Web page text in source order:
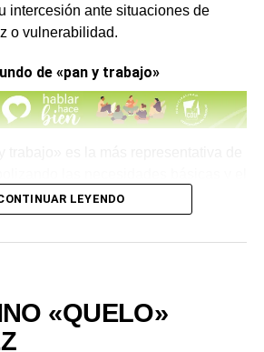
intercesión ante situaciones de
o vulnerabilidad.
de «pan y trabajo»
obtener recursos.
y el bienestar familiar.
para pedir su ayuda
Católica de Informaciones-
LEYENDO
«QUELO»